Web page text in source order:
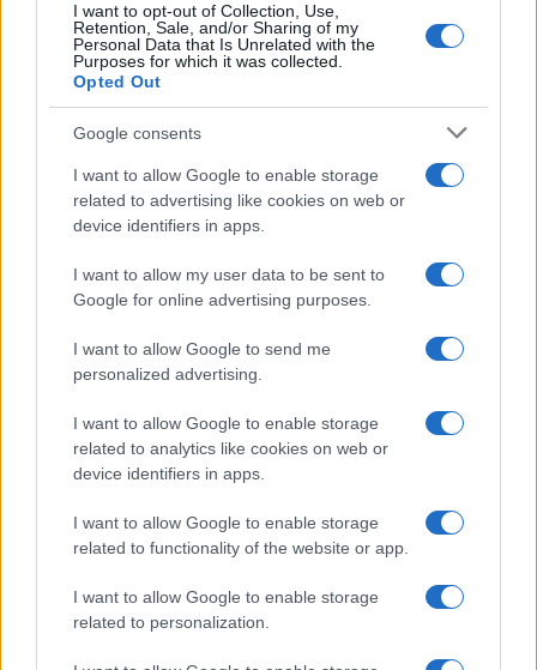
I want to opt-out of Collection, Use,
Retention, Sale, and/or Sharing of my
Personal Data that Is Unrelated with the
Purposes for which it was collected.
Opted Out
Google consents
I want to allow Google to enable storage
related to advertising like cookies on web or
device identifiers in apps.
I want to allow my user data to be sent to
Google for online advertising purposes.
I want to allow Google to send me
personalized advertising.
I want to allow Google to enable storage
related to analytics like cookies on web or
device identifiers in apps.
I want to allow Google to enable storage
related to functionality of the website or app.
I want to allow Google to enable storage
related to personalization.
Facebook
Syndication
Globalist
Globalscience
Globalsport
Culture
Salute
Megachip
GiULia
Prima Pagina
Giornale dello
Spettacolo